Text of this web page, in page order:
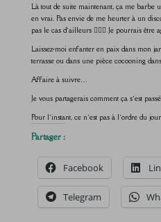
Là tout de suite maintenant, ça me barbe
en vrai. Pas envie de me heurter à un
pas le cas d’ailleurs 🤷🏼‍♀️ Je pourrais
Laissez-moi enfanter en paix dans mon
terrasse ou dans une pièce cocooning
Affaire à suivre…
Je vous partagerais comment ça s’est
Pour l’instant, ce n’est pas à l’ordre du
Partager :
Facebook
Telegram